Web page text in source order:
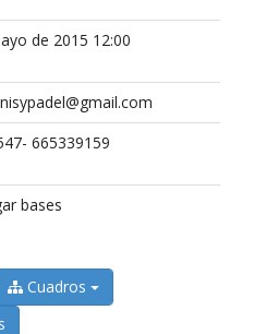
de 2015 12:00
665339159
bases
Cuadros